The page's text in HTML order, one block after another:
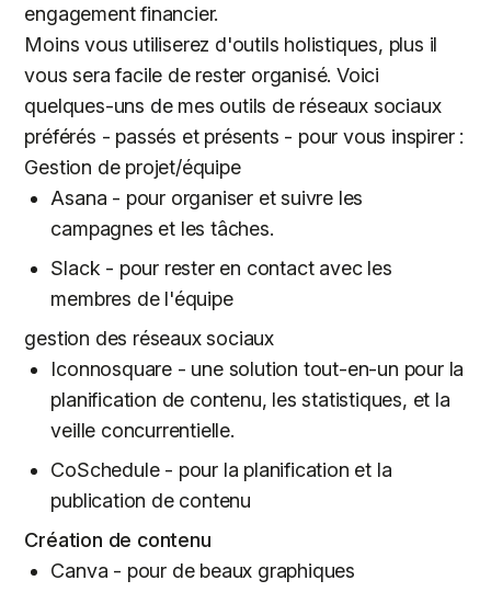
engagement financier.
Moins vous utiliserez d'outils holistiques, plus il
vous sera facile de rester organisé. Voici
quelques-uns de mes outils de réseaux sociaux
préférés - passés et présents - pour vous inspirer :
Gestion de projet/équipe
Asana - pour organiser et suivre les
campagnes et les tâches.
Slack - pour rester en contact avec les
membres de l'équipe
gestion des réseaux sociaux
Iconnosquare - une solution tout-en-un pour la
planification de contenu, les statistiques, et la
veille concurrentielle.
CoSchedule - pour la planification et la
publication de contenu
Création de contenu
Canva - pour de beaux graphiques